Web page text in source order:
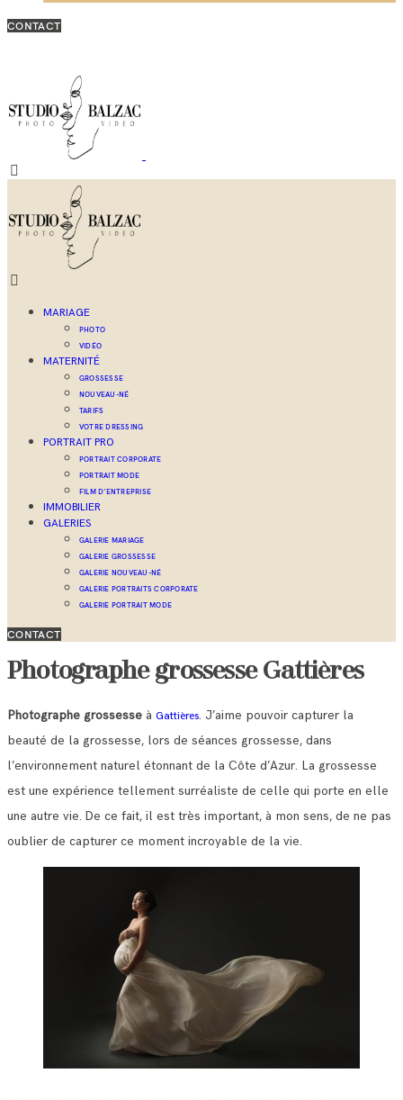
CONTACT
MARIAGE
PHOTO
VIDÉO
MATERNITÉ
GROSSESSE
NOUVEAU-NÉ
TARIFS
VOTRE DRESSING
PORTRAIT PRO
PORTRAIT CORPORATE
PORTRAIT MODE
FILM D’ENTREPRISE
IMMOBILIER
GALERIES
GALERIE MARIAGE
GALERIE GROSSESSE
GALERIE NOUVEAU-NÉ
GALERIE PORTRAITS CORPORATE
GALERIE PORTRAIT MODE
CONTACT
Photographe grossesse Gattières
Photographe grossesse à Gattières. J’aime pouvoir capturer la
beauté de la grossesse, lors de séances grossesse, dans
l’environnement naturel étonnant de la Côte d’Azur. La grossesse
est une expérience tellement surréaliste de celle qui porte en elle
une autre vie. De ce fait, il est très important, à mon sens, de ne pas
oublier de capturer ce moment incroyable de la vie.